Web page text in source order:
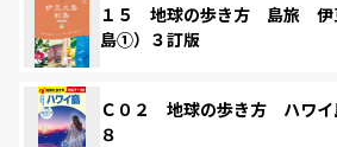
１５ 地球の歩き方 島旅 伊
島①）３訂版
Ｃ０２ 地球の歩き方 ハワイ
８